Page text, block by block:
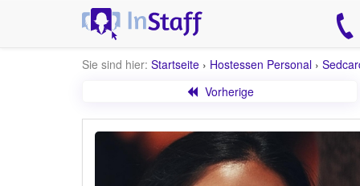
Sie sind hier: Startseite › Hostessen Personal ›
Vorherige